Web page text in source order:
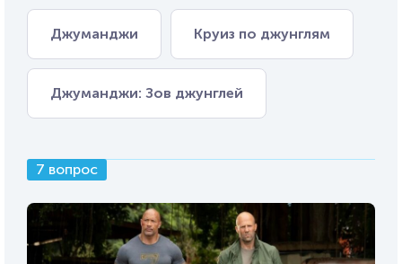
Джуманджи Круиз по джунглям
Джуманджи: Зов джунглей
7 вопрос